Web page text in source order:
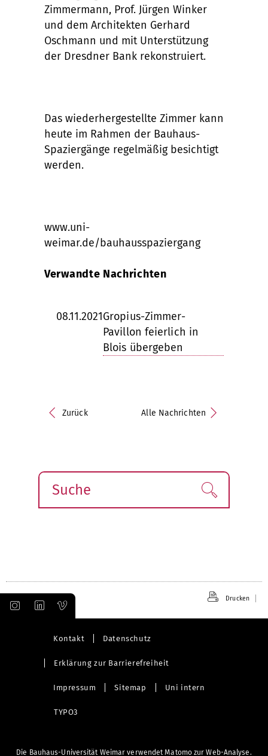
Zimmermann, Prof. Jürgen Winker
und dem Architekten Gerhard
Oschmann und mit Unterstützung
der Dresdner Bank rekonstruiert.
Das wiederhergestellte Zimmer kann
heute im Rahmen der Bauhaus-
Spaziergänge regelmäßig besichtigt
werden.
www.uni-
weimar.de/bauhausspaziergang
Verwandte Nachrichten
08.11.2021Gropius-Zimmer-
Pavillon feierlich in
Blois übergeben
Zurück Alle Nachrichten
Suche Finden!
Drucken
Kontakt Datenschutz
Erklärung zur Barrierefreiheit
Impressum Sitemap Uni intern
TYPO3
Die Bauhaus-Universität Weimar verwendet Matomo zur Web-Analyse.